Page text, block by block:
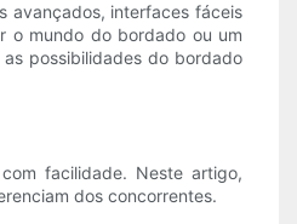
avançados, interfaces fáceis
o mundo do bordado ou um
possibilidades do bordado
facilidade. Neste artigo,
dos concorrentes.